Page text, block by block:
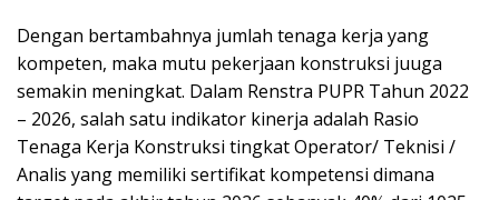
Dengan bertambahnya jumlah tenaga kerja yang
kompeten, maka mutu pekerjaan konstruksi juuga
semakin meningkat. Dalam Renstra PUPR Tahun 2022
– 2026, salah satu indikator kinerja adalah Rasio
Tenaga Kerja Konstruksi tingkat Operator/ Teknisi /
Analis yang memiliki sertifikat kompetensi dimana